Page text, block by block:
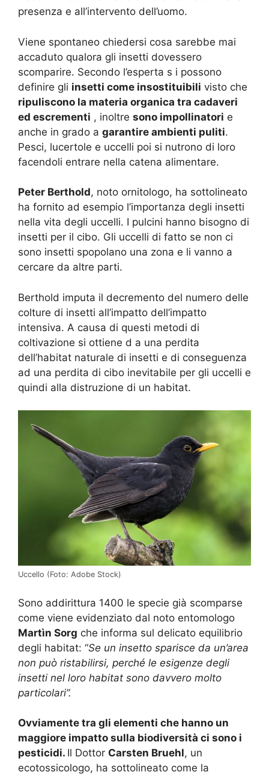
presenza e all’intervento dell’uomo.
Viene spontaneo chiedersi cosa sarebbe mai
accaduto qualora gli insetti dovessero
scomparire. Secondo l’esperta s i possono
definire gli insetti come insostituibili visto che
ripuliscono la materia organica tra cadaveri
ed escrementi , inoltre sono impollinatori e
anche in grado a garantire ambienti puliti.
Pesci, lucertole e uccelli poi si nutrono di loro
facendoli entrare nella catena alimentare.
Peter Berthold, noto ornitologo, ha sottolineato
ha fornito ad esempio l’importanza degli insetti
nella vita degli uccelli. I pulcini hanno bisogno di
insetti per il cibo. Gli uccelli di fatto se non ci
sono insetti spopolano una zona e li vanno a
cercare da altre parti.
Berthold imputa il decremento del numero delle
colture di insetti all’impatto dell’impatto
intensiva. A causa di questi metodi di
coltivazione si ottiene d a una perdita
dell’habitat naturale di insetti e di conseguenza
ad una perdita di cibo inevitabile per gli uccelli e
quindi alla distruzione di un habitat.
Uccello (Foto: Adobe Stock)
Sono addirittura 1400 le specie già scomparse
come viene evidenziato dal noto entomologo
Martìn Sorg che informa sul delicato equilibrio
degli habitat: “Se un insetto sparisce da un’area
non può ristabilirsi, perché le esigenze degli
insetti nel loro habitat sono davvero molto
particolari”.
Ovviamente tra gli elementi che hanno un
maggiore impatto sulla biodiversità ci sono i
pesticidi. Il Dottor Carsten Bruehl, un
ecotossicologo, ha sottolineato come la